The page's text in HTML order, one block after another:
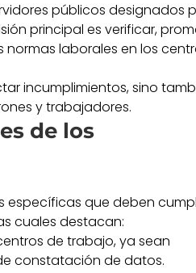
públicos designados
principal es verificar,
laborales en los
incumplimientos, sino
y trabajadores.
de los
específicas que deben
cuales destacan:
de trabajo, ya sean
constatación de datos.